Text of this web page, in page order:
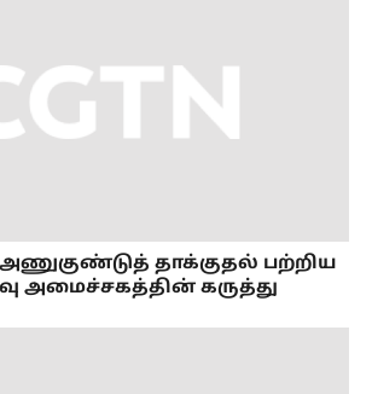
தாக்குதல் பற்றிய
அமைச்சகத்தின் கருத்து